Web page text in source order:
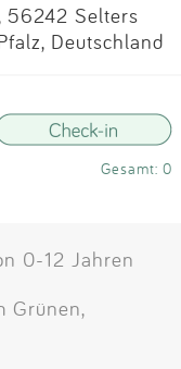
56242 Selters
Deutschland
Gesamt: 0
0-12 Jahren
Grünen,